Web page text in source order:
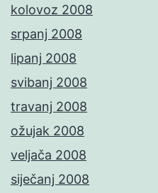
kolovoz 2008
srpanj 2008
lipanj 2008
svibanj 2008
travanj 2008
ožujak 2008
veljača 2008
siječanj 2008